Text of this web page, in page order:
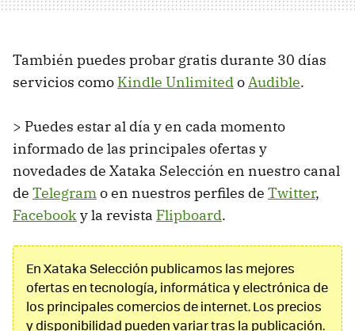
También puedes probar gratis durante 30 días
servicios como Kindle UnlimitedoAudible.
> Puedes estar al día y en cada momento
informado de las principales ofertas y
novedades de Xataka Selección en nuestro canal
de Telegramo en nuestros perfiles de Twitter,
Facebooky la revista Flipboard.
En Xataka Selección publicamos las mejores
ofertas en tecnología, informática y electrónica de
los principales comercios de internet. Los precios
y disponibilidad pueden variar tras la publicación.